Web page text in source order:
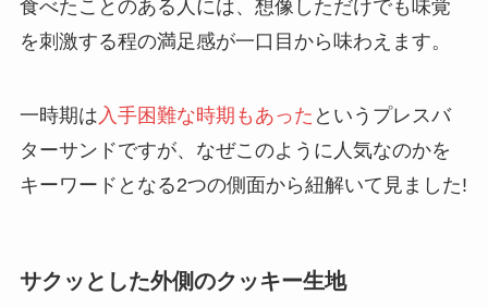
食べたことのある人には、想像しただけでも味覚
を刺激する程の満足感が一口目から味わえます。
一時期は入手困難な時期もあった というプレスバ
ターサンドですが、なぜこのように人気なのかを
キーワードとなる2つの側面から紐解いて見ました!
サクッとした外側のクッキー生地